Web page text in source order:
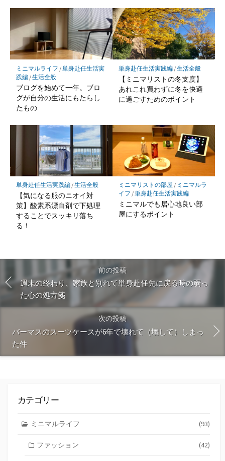
ミニマルライフ /単身赴任生活実
践編/生活全般
ブログを始めて一年。ブロ
グが自分の生活にもたらし
たもの
単身赴任生活実践編/生活全般
【ミニマリストの冬支度】
あれこれ買わずに冬を快適
に過ごすためのポイント
単身赴任生活実践編/生活全般
【気になる服のニオイ対
策】酸素系漂白剤で下処理
することでスッキリ落ち
る！
ミニマリストの部屋 / ミニマルラ
イフ /単身赴任生活実践編
ミニマルでも居心地良い部
屋にするポイント
前の投稿
週末の終わり、家族と別れて単身赴任先に戻る時の弱っ
た心の処方箋
次の投稿
バーマスのスーツケースが6年で壊れて（壊して）しまっ
た件
カテゴリー
ミニマルライフ (93)
ファッション (42)